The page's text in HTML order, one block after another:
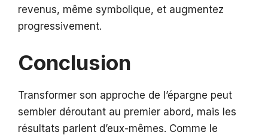
revenus, même symbolique, et augmentez
progressivement.
Conclusion
Transformer son approche de l’épargne peut
sembler déroutant au premier abord, mais les
résultats parlent d’eux-mêmes. Comme le